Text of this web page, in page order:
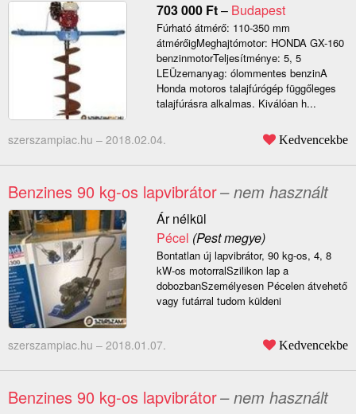
703 000 Ft– Budapest
Fúrható átmérő: 110-350 mm
átmérőigMeghajtómotor: HONDA GX-160
benzinmotorTeljesítménye: 5, 5
LEÜzemanyag: ólommentes benzinA
Honda motoros talajfúrógép függőleges
talajfúrásra alkalmas. Kiválóan h...
szerszampiac.hu – 2018.02.04. Kedvencekbe
Benzines 90 kg-os lapvibrátor– nem használt
Ár nélkül
Pécel (Pest megye)
Bontatlan új lapvibrátor, 90 kg-os, 4, 8
kW-os motorralSzilikon lap a
dobozbanSzemélyesen Pécelen átvehető
vagy futárral tudom küldeni
szerszampiac.hu – 2018.01.07. Kedvencekbe
Benzines 90 kg-os lapvibrátor– nem használt